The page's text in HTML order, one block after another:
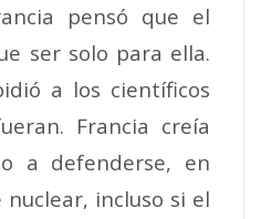
pensó que el
ser solo para ella.
a los científicos
Francia creía
a defenderse, en
incluso si el